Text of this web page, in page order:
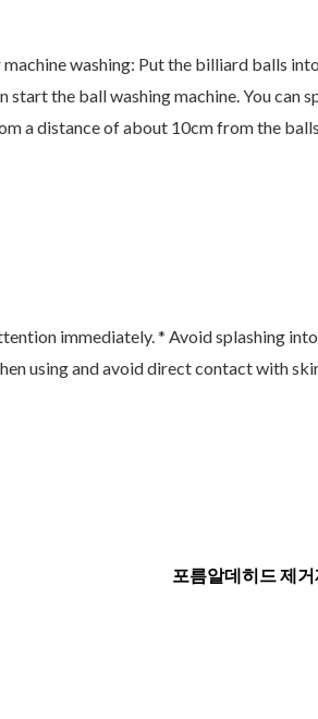
washing: Put the billiard balls
the ball washing machine. You can
a distance of about 10cm from the
immediately. * Avoid splashing
using and avoid direct contact with
포름알데히드 제거